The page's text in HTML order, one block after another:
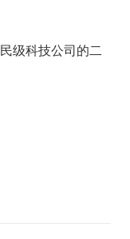
级科技公司的二